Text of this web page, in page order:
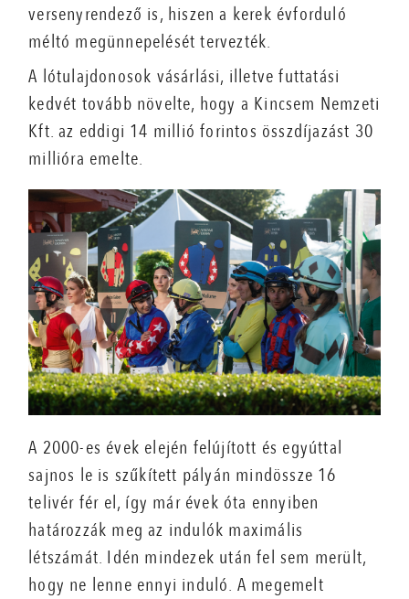
versenyrendező is, hiszen a kerek évforduló
méltó megünnepelését tervezték.
A lótulajdonosok vásárlási, illetve futtatási
kedvét tovább növelte, hogy a Kincsem Nemzeti
Kft. az eddigi 14 millió forintos összdíjazást 30
millióra emelte.
A 2000-es évek elején felújított és egyúttal
sajnos le is szűkített pályán mindössze 16
telivér fér el, így már évek óta ennyiben
határozzák meg az indulók maximális
létszámát. Idén mindezek után fel sem merült,
hogy ne lenne ennyi induló. A megemelt